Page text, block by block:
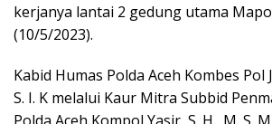
kerjanya lantai 2 gedung utama
(10/5/2023).
Kabid Humas Polda Aceh Kombes Pol
S. I. K melalui Kaur Mitra Subbid